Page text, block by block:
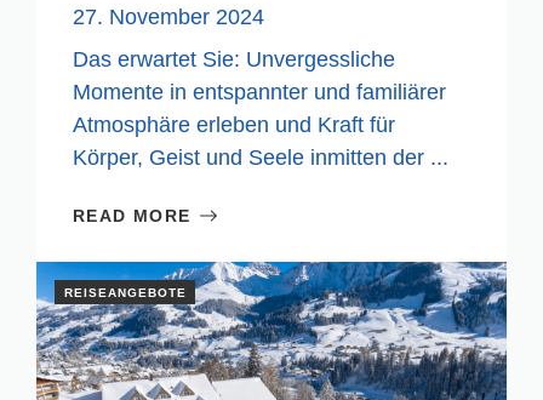
27. November 2024
Das erwartet Sie: Unvergessliche
Momente in entspannter und familiärer
Atmosphäre erleben und Kraft für
Körper, Geist und Seele inmitten der ...
READ MORE
REISEANGEBOTE